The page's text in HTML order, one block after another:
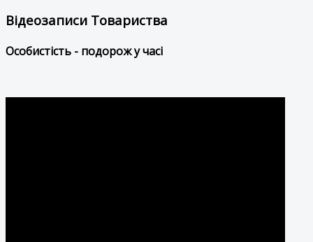
Відеозаписи Товариства
Особистість - подорож у часі